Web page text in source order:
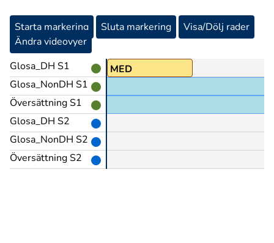
Starta markering Sluta markering
Visa/Dölj rader
Ändra videovyer
Glosa_DH S1
Glosa_NonDH S1
Översättning S1
Glosa_DH S2
Glosa_NonDH S2
Översättning S2
MED